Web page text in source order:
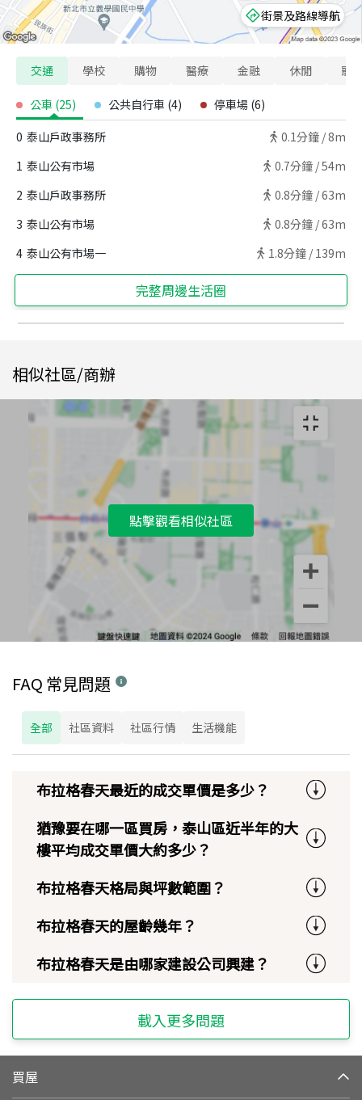
街景及路線導航
交通 學校 購物 醫療 金融 休閒 寵
公車 (25) 公共自行車 (4) 停車場 (6)
0 泰山戶政事務所 0.1分鐘 /8m
1 泰山公有市場 0.7分鐘 /54m
2 泰山戶政事務所 0.8分鐘 /63m
3 泰山公有市場 0.8分鐘 /63m
4 泰山公有市場一 1.8分鐘 / 139m
完整周邊生活圈
相似社區/商辦
點擊觀看相似社區
FAQ 常見問題
全部 社區資料 社區行情 生活機能
布拉格春天最近的成交單價是多少？
猶豫要在哪一區買房，泰山區近半年的大
樓平均成交單價大約多少？
布拉格春天格局與坪數範圍？
布拉格春天的屋齡幾年？
布拉格春天是由哪家建設公司興建？
載入更多問題
買屋